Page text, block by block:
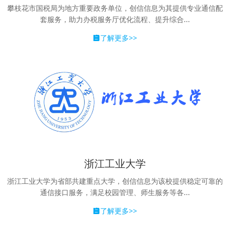
攀枝花市国税局为地方重要政务单位，创信信息为其提供专业通信配
套服务，助力办税服务厅优化流程、提升综合...
了解更多>>
浙江工业大学
浙江工业大学为省部共建重点大学，创信信息为该校提供稳定可靠的
通信接口服务，满足校园管理、师生服务等各...
了解更多>>